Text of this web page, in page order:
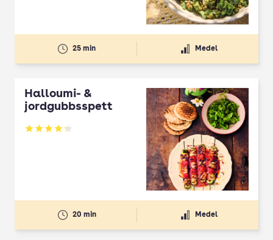
25 min Medel
Halloumi- &
jordgubbsspett
Betyg: 4.3 av 5
20 min Medel